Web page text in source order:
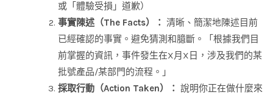
或「體驗受損」道歉）
事實陳述（The Facts）： 清晰、簡潔地陳述目前
已經確認的事實。避免猜測和臆斷。「根據我們目
前掌握的資訊，事件發生在X月X日，涉及我們的某
批號產品/某部門的流程。」
採取行動（Action Taken）： 說明你正在做什麼來